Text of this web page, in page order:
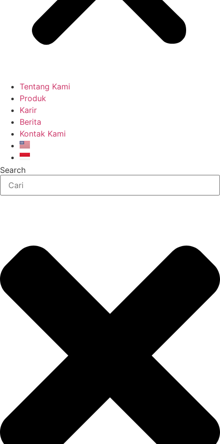
Tentang Kami
Produk
Karir
Berita
Kontak Kami
Search